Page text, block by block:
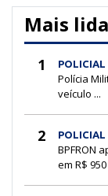
Mais
1 POLICIAL
Polícia
veículo ...
2 POLICIAL
BPFRON
em R$ 950